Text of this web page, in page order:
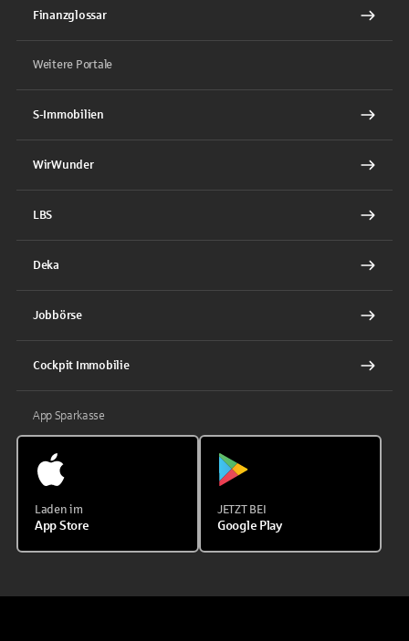
Finanzglossar
Weitere Portale
S-Immobilien
WirWunder
LBS
Deka
Jobbörse
Cockpit Immobilie
App Sparkasse
Laden im
App Store
JETZT BEI
Google Play